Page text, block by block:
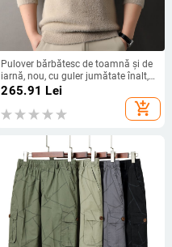
Pulover bărbătesc de toamnă și de
iarnă, nou, cu guler jumătate înalt,
trei nasturi, cămașă de bază, lejer,
casual, de zi cu zi, o generație de
păr
265.91 Lei
add_shopping_cart